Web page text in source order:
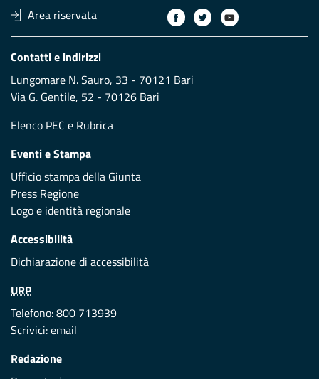
Area riservata
Contatti e indirizzi
Lungomare N. Sauro, 33 - 70121 Bari
Via G. Gentile, 52 - 70126 Bari
Elenco PEC e Rubrica
Eventi e Stampa
Ufficio stampa della Giunta
Press Regione
Logo e identità regionale
Accessibilità
Dichiarazione di accessibilità
URP
Telefono: 800 713939
Scrivici:email
Redazione